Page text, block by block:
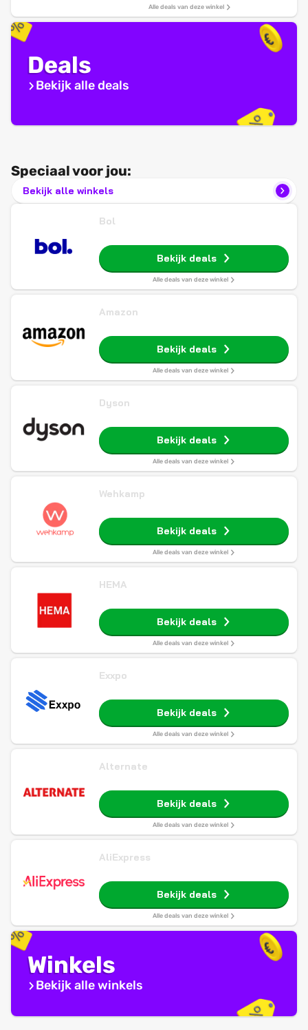
Alle deals van deze winkel
Deals
Bekijk alle deals
Speciaal voor jou:
Bekijk alle winkels
Bol
Bekijk deals
Alle deals van deze winkel
Amazon
Bekijk deals
Alle deals van deze winkel
Dyson
Bekijk deals
Alle deals van deze winkel
Wehkamp
Bekijk deals
Alle deals van deze winkel
HEMA
Bekijk deals
Alle deals van deze winkel
Exxpo
Bekijk deals
Alle deals van deze winkel
Alternate
Bekijk deals
Alle deals van deze winkel
AliExpress
Bekijk deals
Alle deals van deze winkel
Winkels
Bekijk alle winkels